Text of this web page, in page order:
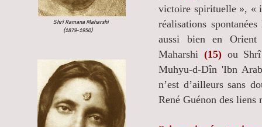
victoire spirituelle », «
réalisations
aussi bien en Orient
Maharshi (15)ou Shrî
Muhyu-d-Dîn 'Ibn
n’est d’ailleurs sans
René Guénon des
Shrî Ramana Maharshi
(1879-1950)